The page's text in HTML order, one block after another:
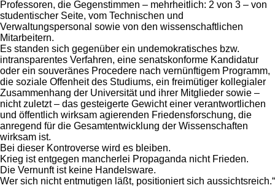
Professoren, die Gegenstimmen – mehrheitlich: 2 von 3 – von
studentischer Seite, vom Technischen und
Verwaltungspersonal sowie von den wissenschaftlichen
Mitarbeitern.
Es standen sich gegenüber ein undemokratisches bzw.
intransparentes Verfahren, eine senatskonforme Kandidatur
oder ein souveränes Procedere nach vernünftigem Programm,
die soziale Offenheit des Studiums, ein freimütiger kollegialer
Zusammenhang der Universität und ihrer Mitglieder sowie –
nicht zuletzt – das gesteigerte Gewicht einer verantwortlichen
und öffentlich wirksam agierenden Friedensforschung, die
anregend für die Gesamtentwicklung der Wissenschaften
wirksam ist.
Bei dieser Kontroverse wird es bleiben.
Krieg ist entgegen mancherlei Propaganda nicht Frieden.
Die Vernunft ist keine Handelsware.
Wer sich nicht entmutigen läßt, positioniert sich aussichtsreich.“